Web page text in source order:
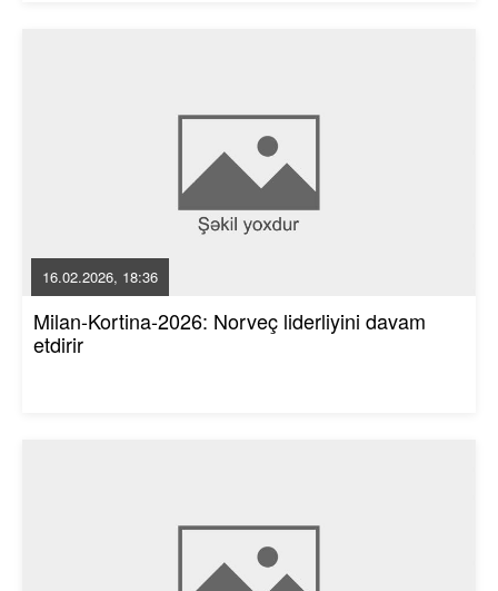
16.02.2026, 18:36
Milan-Kortina-2026: Norveç liderliyini davam
etdirir